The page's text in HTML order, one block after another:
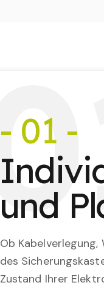
0
- 01 -
und
Ob
des
Zustand Ihrer